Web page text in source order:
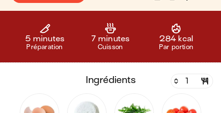
5 minutes
Préparation
7 minutes
Cuisson
284 kcal
Par portion
ingrédients